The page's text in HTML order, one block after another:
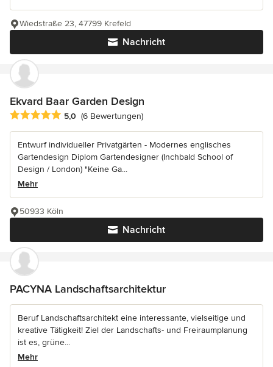
Nachricht
Wiedstraße 23, 47799 Krefeld
Ekvard Baar Garden Design
Durchschnittliche Bewertung: 5 von 5 Sternen
5,0 (6 Bewertungen)
Entwurf individueller Privatgärten - Modernes englisches
Gartendesign Diplom Gartendesigner (Inchbald School of
Design / London) "Keine Ga...
Mehr
Nachricht
50933 Köln
PACYNA Landschaftsarchitektur
Beruf Landschaftsarchitekt eine interessante, vielseitige und
kreative Tätigkeit! Ziel der Landschafts- und Freiraumplanung
ist es, grüne...
Mehr